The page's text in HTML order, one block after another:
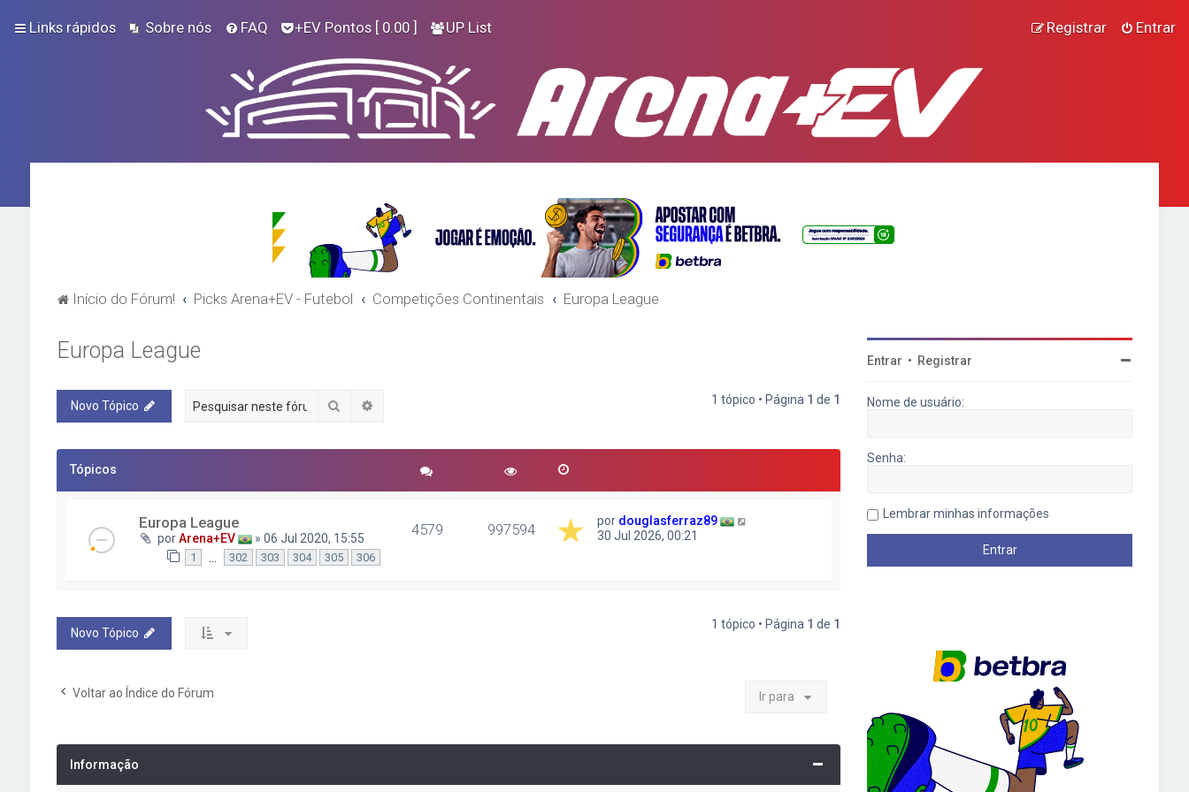
Links rápidos Sobre nós FAQ +EV Pontos [ 0.00 ] UP List Entrar
Registrar
Início do Fórum! Picks Arena+EV - Futebol Competições Continentais Europa League
Europa League
Novo Tópico Pesquisar 1 tópico • Página 1 de 1
Tópicos
Europa League
porArena+EV » 06 Jul 2020, 15:55
1 302 303 304 305 306
4579 997594 por douglasferraz89
30 Jul 2026, 00:21
Novo Tópico
1 tópico • Página 1 de 1
Voltar ao Índice do Fórum Ir para
Informação
Entrar • Registrar
Nome de usuário:
Senha:
Lembrar minhas informações